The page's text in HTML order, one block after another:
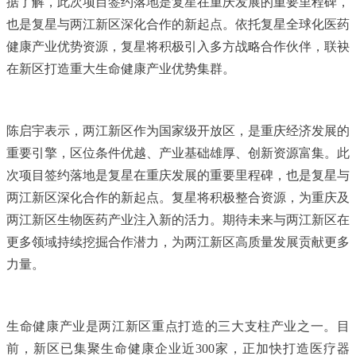
也是复星与两江新区深化合作的新起点。依托复星全球化医药
健康产业优势资源，复星将积极引入多方战略合作伙伴，联袂
在新区打造重大生命健康产业优势集群。
陈启宇表示，两江新区作为国家级开放区，是重庆经济发展的
重要引擎，区位条件优越、产业基础雄厚、创新资源富集。此
次项目签约落地是复星在重庆发展的重要里程碑，也是复星与
两江新区深化合作的新起点。复星将积极整合资源，为重庆及
两江新区生物医药产业注入新的活力。期待未来与两江新区在
更多领域持续挖掘合作潜力，为两江新区高质量发展贡献更多
力量。
生命健康产业是两江新区重点打造的三大支柱产业之一。目
前，新区已集聚生命健康企业近300家，正加快打造医疗器